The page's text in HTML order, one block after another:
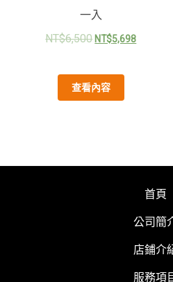
一入
NT$6,500 NT$5,698
查看內容
首頁
公司簡
店鋪介
服務項